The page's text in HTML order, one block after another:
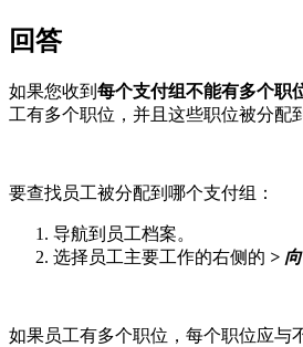
回答
如果您收到 每个支付组不能有多个职
工有多个职位，并且这些职位被分配
要查找员工被分配到哪个支付组：
导航到员工档案。
选择员工主要工作的右侧的 >
如果员工有多个职位，每个职位应与